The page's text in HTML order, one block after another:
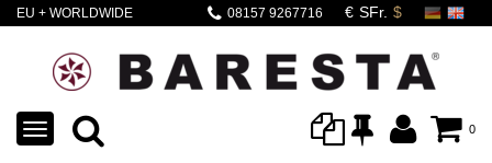
EU + WORLDWIDE
08157 9267716
0
TOGGLE
NAVIGATION